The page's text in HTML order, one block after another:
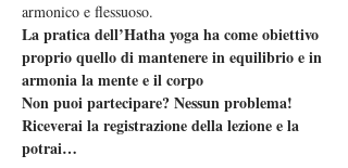
armonico e flessuoso.
La pratica dell’Hatha yoga ha come obiettivo
proprio quello di mantenere in equilibrio e in
armonia la mente e il corpo
Non puoi partecipare? Nessun problema!
Riceverai la registrazione della lezione e la
potrai…